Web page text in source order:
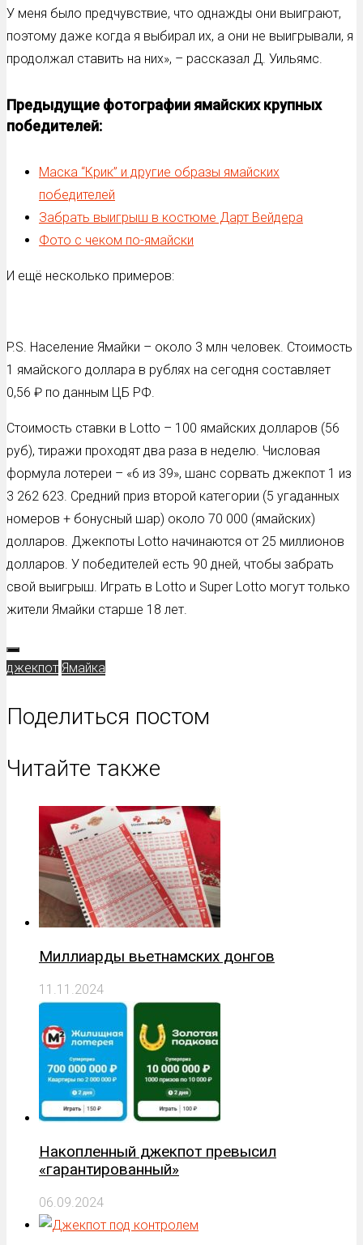
У меня было предчувствие, что однажды они выиграют,
поэтому даже когда я выбирал их, а они не выигрывали, я
продолжал ставить на них», – рассказал Д. Уильямс.
Предыдущие фотографии ямайских крупных
победителей:
Маска “Крик” и другие образы ямайских
победителей
Забрать выигрыш в костюме Дарт Вейдера
Фото с чеком по-ямайски
И ещё несколько примеров:
P.S. Население Ямайки – около 3 млн человек. Стоимость
1 ямайского доллара в рублях на сегодня составляет
0,56 ₽ по данным ЦБ РФ.
Стоимость ставки в Lotto – 100 ямайских долларов (56
руб), тиражи проходят два раза в неделю. Числовая
формула лотереи – «6 из 39», шанс сорвать джекпот 1 из
3 262 623. Средний приз второй категории (5 угаданных
номеров + бонусный шар) около 70 000 (ямайских)
долларов. Джекпоты Lotto начинаются от 25 миллионов
долларов. У победителей есть 90 дней, чтобы забрать
свой выигрыш. Играть в Lotto и Super Lotto могут только
жители Ямайки старше 18 лет.
джекпот Ямайка
Поделиться постом
Читайте также
Миллиарды вьетнамских донгов
11.11.2024
Накопленный джекпот превысил
«гарантированный»
06.09.2024